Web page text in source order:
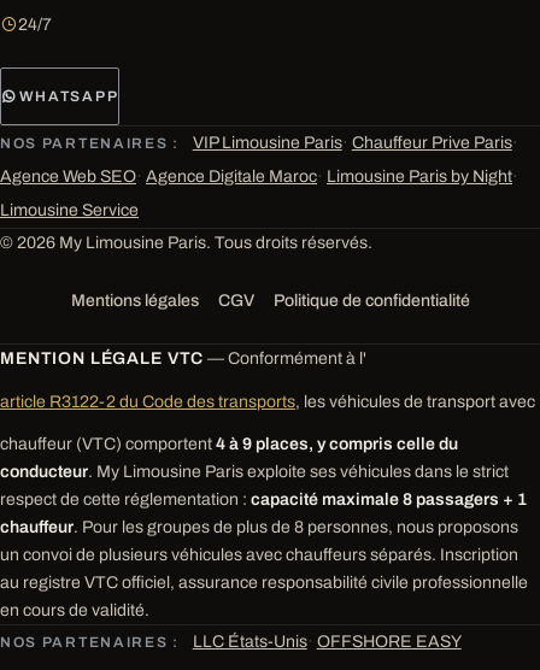
24/7
WHATSAPP
NOS PARTENAIRES : VIP Limousine Paris· Chauffeur Prive Paris·
Agence Web SEO· Agence Digitale Maroc· Limousine Paris by Night·
Limousine Service
© 2026 My Limousine Paris. Tous droits réservés.
Mentions légales CGV Politique de confidentialité
MENTION LÉGALE VTC — Conformément à l'
article R3122-2 du Code des transports, les véhicules de transport avec
chauffeur (VTC) comportent 4 à 9 places, y compris celle du
conducteur. My Limousine Paris exploite ses véhicules dans le strict
respect de cette réglementation : capacité maximale 8 passagers + 1
chauffeur. Pour les groupes de plus de 8 personnes, nous proposons
un convoi de plusieurs véhicules avec chauffeurs séparés. Inscription
au registre VTC officiel, assurance responsabilité civile professionnelle
en cours de validité.
NOS PARTENAIRES : LLC États-Unis· OFFSHORE EASY